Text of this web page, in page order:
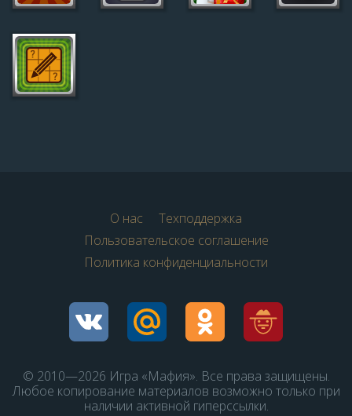
О нас
Техподдержка
Пользовательское соглашение
Политика конфиденциальности
© 2010—2026 Игра «Мафия». Все права защищены.
Любое копирование материалов возможно только при
наличии активной гиперссылки.